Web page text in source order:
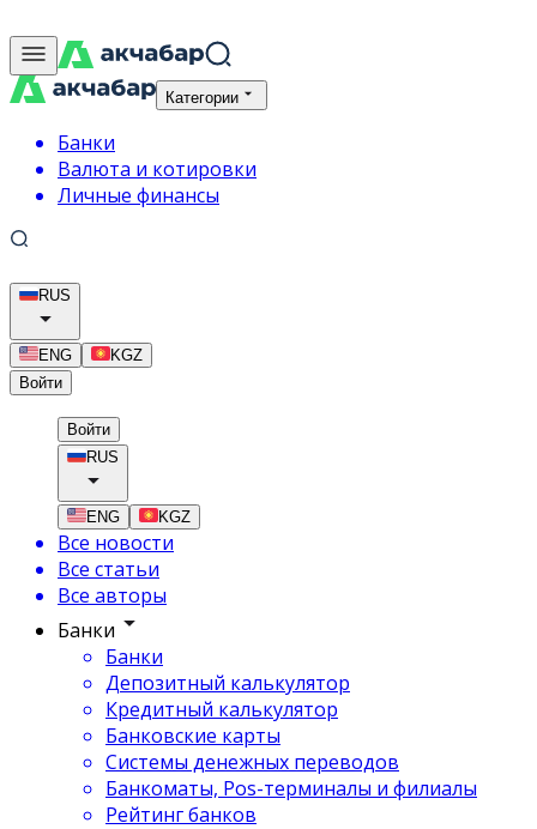
Категории
Банки
Валюта и котировки
Личные финансы
RUS
ENG
KGZ
Войти
Войти
RUS
ENG KGZ
Все новости
Все статьи
Все авторы
Банки
Банки
Депозитный калькулятор
Кредитный калькулятор
Банковские карты
Системы денежных переводов
Банкоматы, Pos-терминалы и филиалы
Рейтинг банков